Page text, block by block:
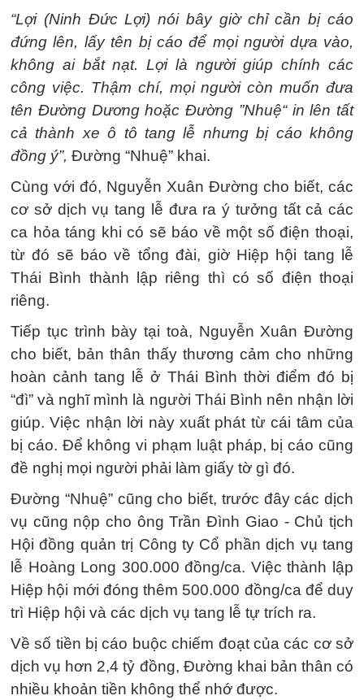
“Lợi (Ninh Đức Lợi) nói bây giờ chỉ cần bị cáo
đứng lên, lấy tên bị cáo để mọi người dựa vào,
không ai bắt nạt. Lợi là người giúp chính các
công việc. Thậm chí, mọi người còn muốn đưa
tên Đường Dương hoặc Đường ”Nhuệ“ in lên tất
cả thành xe ô tô tang lễ nhưng bị cáo không
đồng ý”, Đường “Nhuệ” khai.
Cùng với đó, Nguyễn Xuân Đường cho biết, các
cơ sở dịch vụ tang lễ đưa ra ý tưởng tất cả các
ca hỏa táng khi có sẽ báo về một số điện thoại,
từ đó sẽ báo về tổng đài, giờ Hiệp hội tang lễ
Thái Bình thành lập riêng thì có số điện thoại
riêng.
Tiếp tục trình bày tại toà, Nguyễn Xuân Đường
cho biết, bản thân thấy thương cảm cho những
hoàn cảnh tang lễ ở Thái Bình thời điểm đó bị
“đì” và nghĩ mình là người Thái Bình nên nhận lời
giúp. Việc nhận lời này xuất phát từ cái tâm của
bị cáo. Để không vi phạm luật pháp, bị cáo cũng
đề nghị mọi người phải làm giấy tờ gì đó.
Đường “Nhuệ” cũng cho biết, trước đây các dịch
vụ cũng nộp cho ông Trần Đình Giao - Chủ tịch
Hội đồng quản trị Công ty Cổ phần dịch vụ tang
lễ Hoàng Long 300.000 đồng/ca. Việc thành lập
Hiệp hội mới đóng thêm 500.000 đồng/ca để duy
trì Hiệp hội và các dịch vụ tang lễ tự trích ra.
Về số tiền bị cáo buộc chiếm đoạt của các cơ sở
dịch vụ hơn 2,4 tỷ đồng, Đường khai bản thân có
nhiều khoản tiền không thể nhớ được.